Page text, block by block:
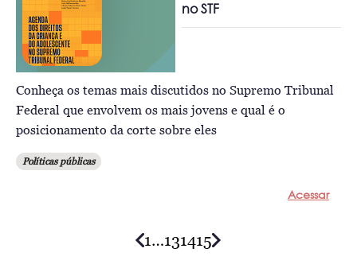
no STF
Conheça os temas mais discutidos no Supremo Tribunal
Federal que envolvem os mais jovens e qual é o
posicionamento da corte sobre eles
Políticas públicas
Acessar
1…131415